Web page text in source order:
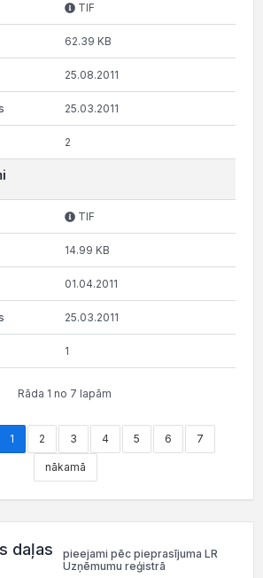
TIF
62.39 KB
25.08.2011
25.03.2011
2
TIF
14.99 KB
01.04.2011
25.03.2011
1
Rāda 1 no 7 lapām
1 2 3 4 5 6 7
nākamā
daļas
pieejami pēc pieprasījuma LR
Uzņēmumu reģistrā